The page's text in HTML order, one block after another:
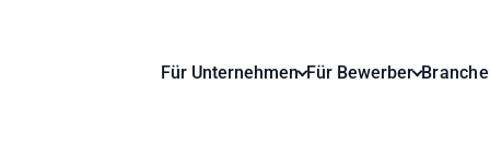
Für Unternehmen Für Bewerber